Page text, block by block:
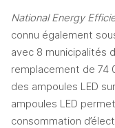
National Energy
connu également
avec 8 municipalités
remplacement de 74
des ampoules LED
ampoules LED
consommation